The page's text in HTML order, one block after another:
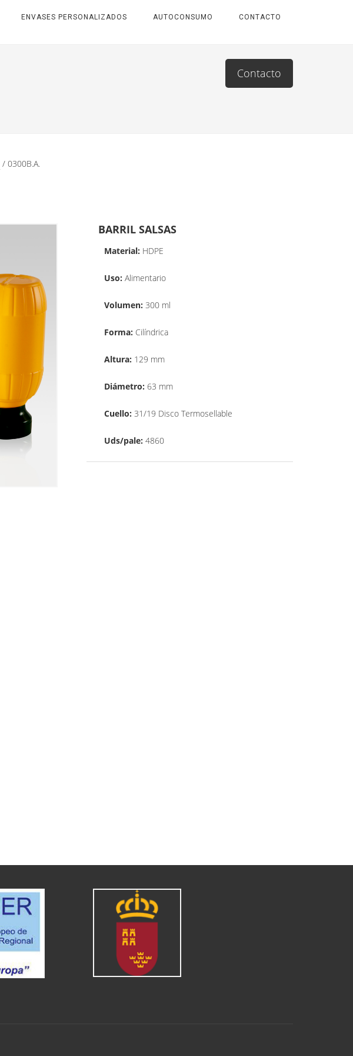
ENVASES PERSONALIZADOS AUTOCONSUMO CONTACTO
Contacto
/ 0300B.A.
BARRIL SALSAS
Material: HDPE
Uso:Alimentario
Volumen:300 ml
Forma: Cilíndrica
Altura: 129 mm
Diámetro: 63 mm
Cuello:31/19 Disco Termosellable
Uds/pale:4860